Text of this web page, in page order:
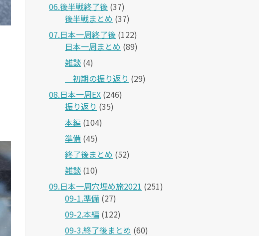
06.後半戦終了後 (37)
後半戦まとめ (37)
07.日本一周終了後 (122)
日本一周まとめ (89)
雑談 (4)
＿初期の振り返り (29)
08.日本一周EX (246)
振り返り (35)
本編 (104)
準備 (45)
終了後まとめ (52)
雑談 (10)
09.日本一周穴埋め旅2021 (251)
09-1.準備 (27)
09-2.本編 (122)
09-3.終了後まとめ (60)